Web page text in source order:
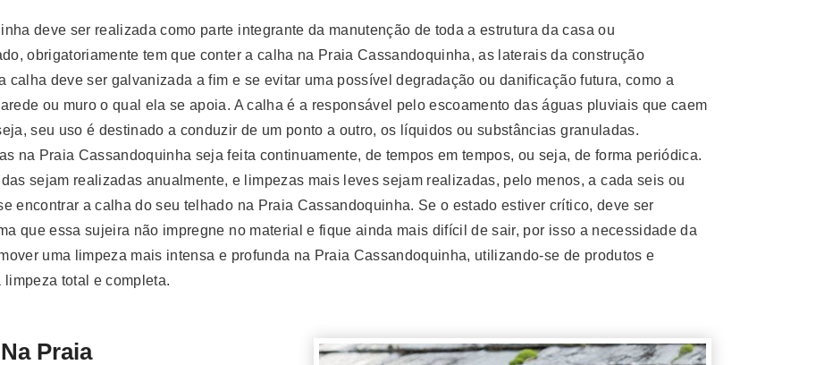
deve ser realizada como parte integrante da manutenção de toda a estrutura da casa ou
obrigatoriamente tem que conter a calha na Praia Cassandoquinha, as laterais da construção
calha deve ser galvanizada a fim e se evitar uma possível degradação ou danificação futura, como a
ou muro o qual ela se apoia. A calha é a responsável pelo escoamento das águas pluviais que caem
seu uso é destinado a conduzir de um ponto a outro, os líquidos ou substâncias granuladas.
na Praia Cassandoquinha seja feita continuamente, de tempos em tempos, ou seja, de forma periódica.
sejam realizadas anualmente, e limpezas mais leves sejam realizadas, pelo menos, a cada seis ou
encontrar a calha do seu telhado na Praia Cassandoquinha. Se o estado estiver crítico, deve ser
que essa sujeira não impregne no material e fique ainda mais difícil de sair, por isso a necessidade da
uma limpeza mais intensa e profunda na Praia Cassandoquinha, utilizando-se de produtos e
total e completa.
Praia